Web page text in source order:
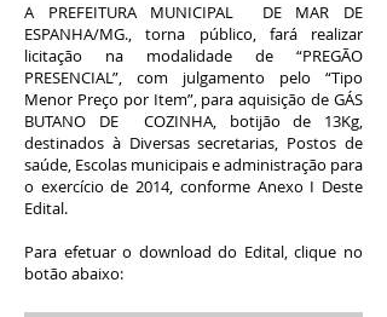
A PREFEITURA MUNICIPAL DE MAR DE
ESPANHA/MG., torna público, fará realizar
licitação na modalidade de “PREGÃO
PRESENCIAL”, com julgamento pelo “Tipo
Menor Preço por Item”, para aquisição de GÁS
BUTANO DE COZINHA, botijão de 13Kg,
destinados à Diversas secretarias, Postos de
saúde, Escolas municipais e administração para
o exercício de 2014, conforme Anexo I Deste
Edital.
Para efetuar o download do Edital, clique no
botão abaixo: